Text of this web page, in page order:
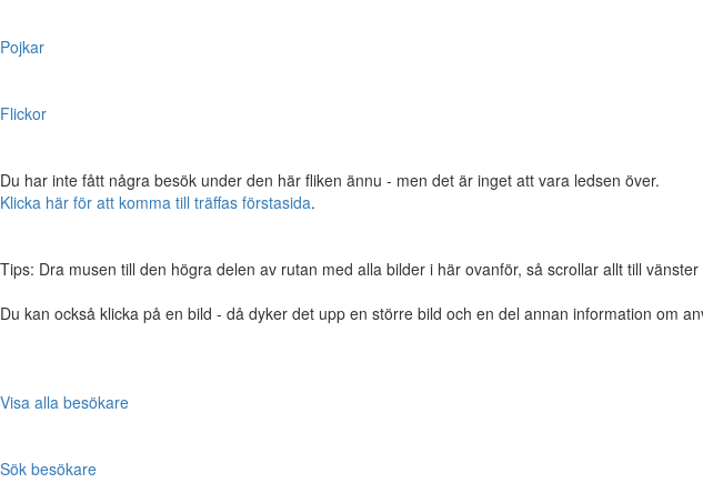
Pojkar
Flickor
Du har inte fått några besök under den här fliken ännu - men det är inget att vara ledsen över.
Klicka här för att komma till träffas förstasida.
Tips: Dra musen till den högra delen av rutan med alla bilder i här ovanför, så scrollar allt till
Du kan också klicka på en bild - då dyker det upp en större bild och en del annan information om
Visa alla besökare
Sök besökare